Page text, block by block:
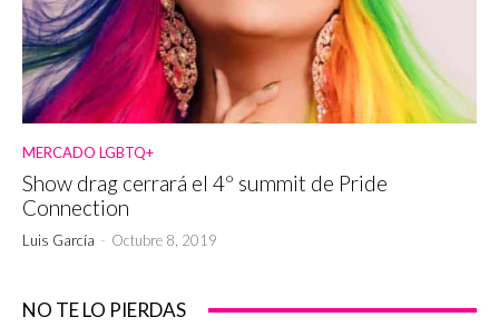
MERCADO LGBTQ+
Show drag cerrará el 4º summit de Pride
Connection
Luis García - Octubre 8, 2019
NO TE LO PIERDAS